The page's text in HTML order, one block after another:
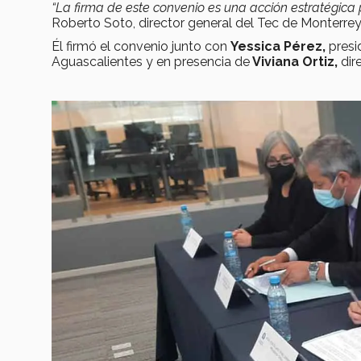
“La firma de este convenio es una acción
Roberto Soto, director general del Tec de
Él firmó el convenio junto con Yessica Pérez,
Aguascalientes y en presencia deViviana Ortiz,